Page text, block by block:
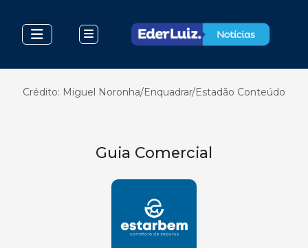
Crédito: Miguel Noronha/Enquadrar/Estadão Conteúdo
Guia Comercial